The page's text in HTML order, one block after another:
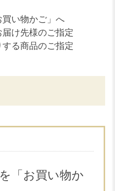
い物かご」へ
け先様のご指定
る商品のご指定
「お買い物か